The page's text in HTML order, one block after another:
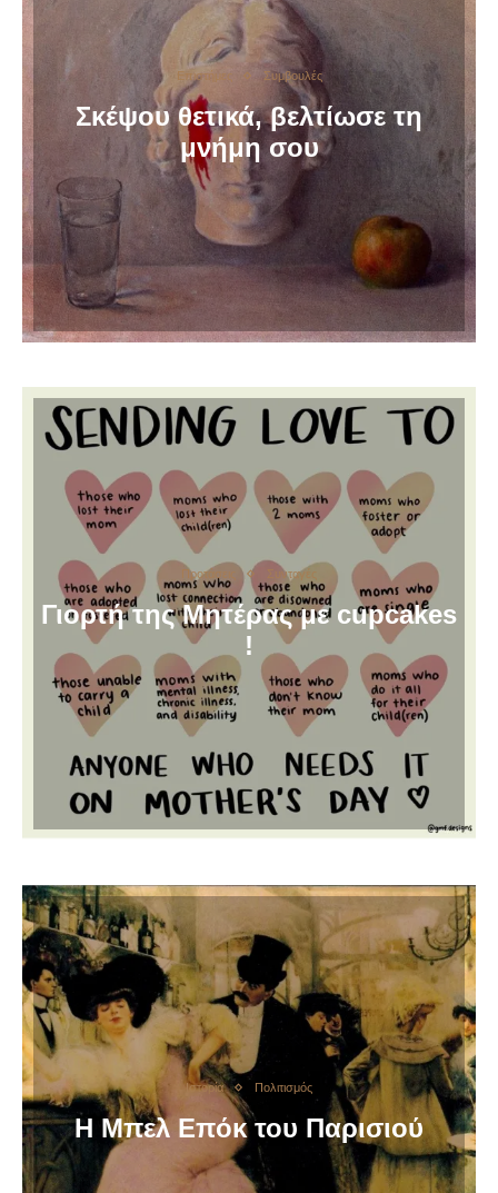
Επιστήμες Συμβουλές
Σκέψου θετικά, βελτίωσε τη
μνήμη σου
Προτάσεις Συνταγές
Γιορτή της Μητέρας με cupcakes
!
Ιστορία Πολιτισμός
Η Μπελ Επόκ του Παρισιού